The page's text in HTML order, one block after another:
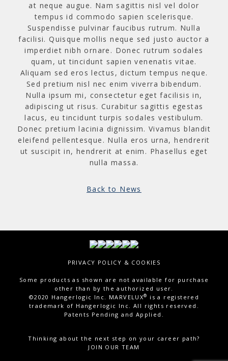
at neque augue. Nam sagittis nisl vel dolor
tempus id commodo sapien scelerisque.
Suspendisse pulvinar faucibus rutrum. Nulla
facilisi. Quisque mollis neque sed justo auctor a
imperdiet nibh ornare. Donec rutrum sodales
quam, ut tincidunt sapien venenatis vitae.
Aliquam sed eros lectus, dictum tempus neque.
Sed pretium nisl nec enim viverra bibendum.
Nulla ipsum mi, consectetur eget facilisis in,
adipiscing ut risus. Curabitur sagittis egestas
lacus, eu tincidunt turpis sodales vestibulum.
Donec pretium lacinia dignissim. Vivamus blandit
eleifend pellentesque. Nulla eros urna, hendrerit
ut suscipit in, hendrerit at enim. Phasellus eget
nulla massa.
Back to News
PRIVACY POLICY & COOKIES
Some products as shown are not available for purchase
other than by the authorized user.
©2020 Hangerlogic Inc. MARVELUX®
is a registered
trademark of Hangerlogic Inc. All rights reserved.
Patents Pending and Applied.
Thinking about the next step on your career path?
JOIN OUR TEAM